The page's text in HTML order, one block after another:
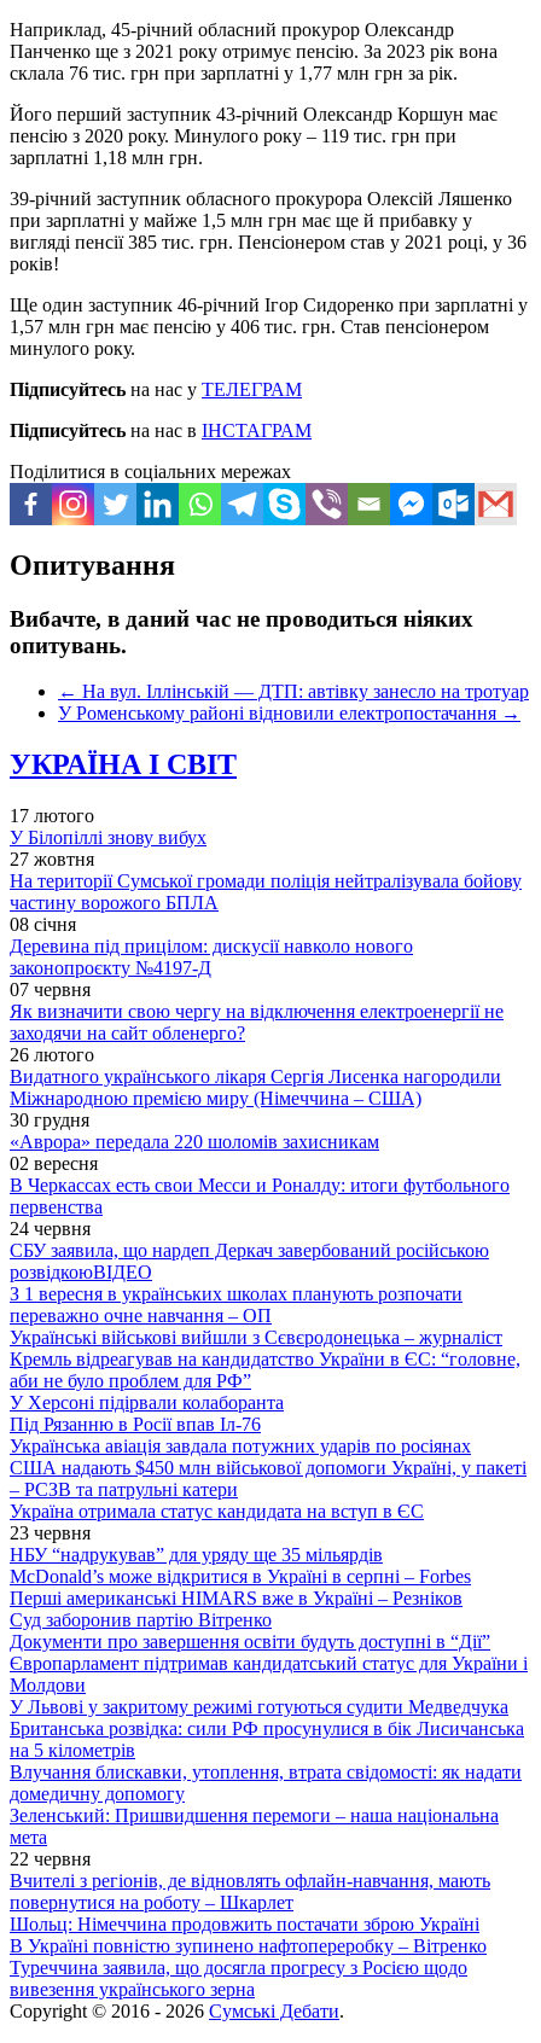
Наприклад, 45-річний обласний прокурор Олександр
Панченко ще з 2021 року отримує пенсію. За 2023 рік вона
склала 76 тис. грн при зарплатні у 1,77 млн грн за рік.
Його перший заступник 43-річний Олександр Коршун має
пенсію з 2020 року. Минулого року – 119 тис. грн при
зарплатні 1,18 млн грн.
39-річний заступник обласного прокурора Олексій Ляшенко
при зарплатні у майже 1,5 млн грн має ще й прибавку у
вигляді пенсії 385 тис. грн. Пенсіонером став у 2021 році, у 36
років!
Ще один заступник 46-річний Ігор Сидоренко при зарплатні у
1,57 млн грн має пенсію у 406 тис. грн. Став пенсіонером
минулого року.
Підписуйтесь на нас у ТЕЛЕГРАМ
Підписуйтесь на нас в ІНСТАГРАМ
Поділитися в соціальних мережах
Опитування
Вибачте, в даний час не проводиться ніяких
опитувань.
← На вул. Іллінській — ДТП: автівку занесло на тротуар
У Роменському районі відновили електропостачання →
УКРАЇНА І СВІТ
17 лютого
У Білопіллі знову вибух
27 жовтня
На території Сумської громади поліція нейтралізувала бойову
частину ворожого БПЛА
08 січня
Деревина під прицілом: дискусії навколо нового
законопроєкту №4197-Д
07 червня
Як визначити свою чергу на відключення електроенергії не
заходячи на сайт обленерго?
26 лютого
Видатного українського лікаря Сергія Лисенка нагородили
Міжнародною премією миру (Німеччина – США)
30 грудня
«Аврора» передала 220 шоломів захисникам
02 вересня
В Черкассах есть свои Месси и Роналду: итоги футбольного
первенства
24 червня
СБУ заявила, що нардеп Деркач завербований російською
розвідкоюВІДЕО
З 1 вересня в українських школах планують розпочати
переважно очне навчання – ОП
Українські військові вийшли з Сєвєродонецька – журналіст
Кремль відреагував на кандидатство України в ЄС: “головне,
аби не було проблем для РФ”
У Херсоні підірвали колаборанта
Під Рязанню в Росії впав Іл-76
Українська авіація завдала потужних ударів по росіянах
США надають $450 млн військової допомоги Україні, у пакеті
– РСЗВ та патрульні катери
Україна отримала статус кандидата на вступ в ЄС
23 червня
НБУ “надрукував” для уряду ще 35 мільярдів
McDonald’s може відкритися в Україні в серпні – Forbes
Перші американські HIMARS вже в Україні – Резніков
Суд заборонив партію Вітренко
Документи про завершення освіти будуть доступні в “Дії”
Європарламент підтримав кандидатський статус для України і
Молдови
У Львові у закритому режимі готуються судити Медведчука
Британська розвідка: сили РФ просунулися в бік Лисичанська
на 5 кілометрів
Влучання блискавки, утоплення, втрата свідомості: як надати
домедичну допомогу
Зеленський: Пришвидшення перемоги – наша національна
мета
22 червня
Вчителі з регіонів, де відновлять офлайн-навчання, мають
повернутися на роботу – Шкарлет
Шольц: Німеччина продовжить постачати зброю Україні
В Україні повністю зупинено нафтопереробку – Вітренко
Туреччина заявила, що досягла прогресу з Росією щодо
вивезення українського зерна
Copyright © 2016 - 2026 Сумські Дебати.